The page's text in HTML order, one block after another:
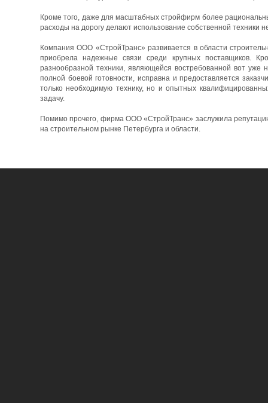
Кроме того, даже для масштабных стройфирм более
расходы на дорогу делают использование собственной техники
Компания ООО «СтройТранс» развивается в области
приобрела надежные связи среди крупных поставщиков.
разнообразной техники, являющейся востребованной вот уже
полной боевой готовности, исправна и предоставляется
только необходимую технику, но и опытных
задачу.
Помимо прочего, фирма ООО «СтройТранс» заслужила
на строительном рынке Петербурга и области.